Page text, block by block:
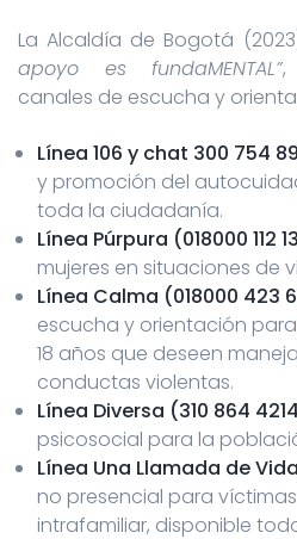
La Alcaldía de Bogotá
apoyo es fundaMENTAL”,
canales de escucha y
Línea 106 y chat 300 754
y promoción del
toda la ciudadanía.
Línea Púrpura (018000 112
mujeres en situaciones de
Línea Calma (018000 423
escucha y orientación
18 años que deseen
conductas violentas.
Línea Diversa (310 864
psicosocial para la
Línea Una Llamada de
no presencial para
intrafamiliar, disponible